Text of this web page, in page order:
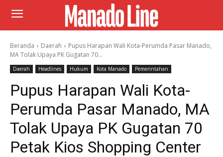
Beranda Daerah
Pupus Harapan Wali Kota-Perumda Pasar Manado,
MA Tolak Upaya PK Gugatan 70...
Daerah Headlines Hukum Kota Manado Pemerintahan
Pupus Harapan Wali Kota-
Perumda Pasar Manado, MA
Tolak Upaya PK Gugatan 70
Petak Kios Shopping Center